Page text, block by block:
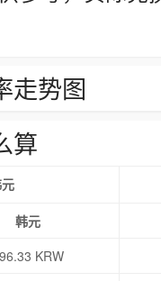
走势图
算
韩元
KRW